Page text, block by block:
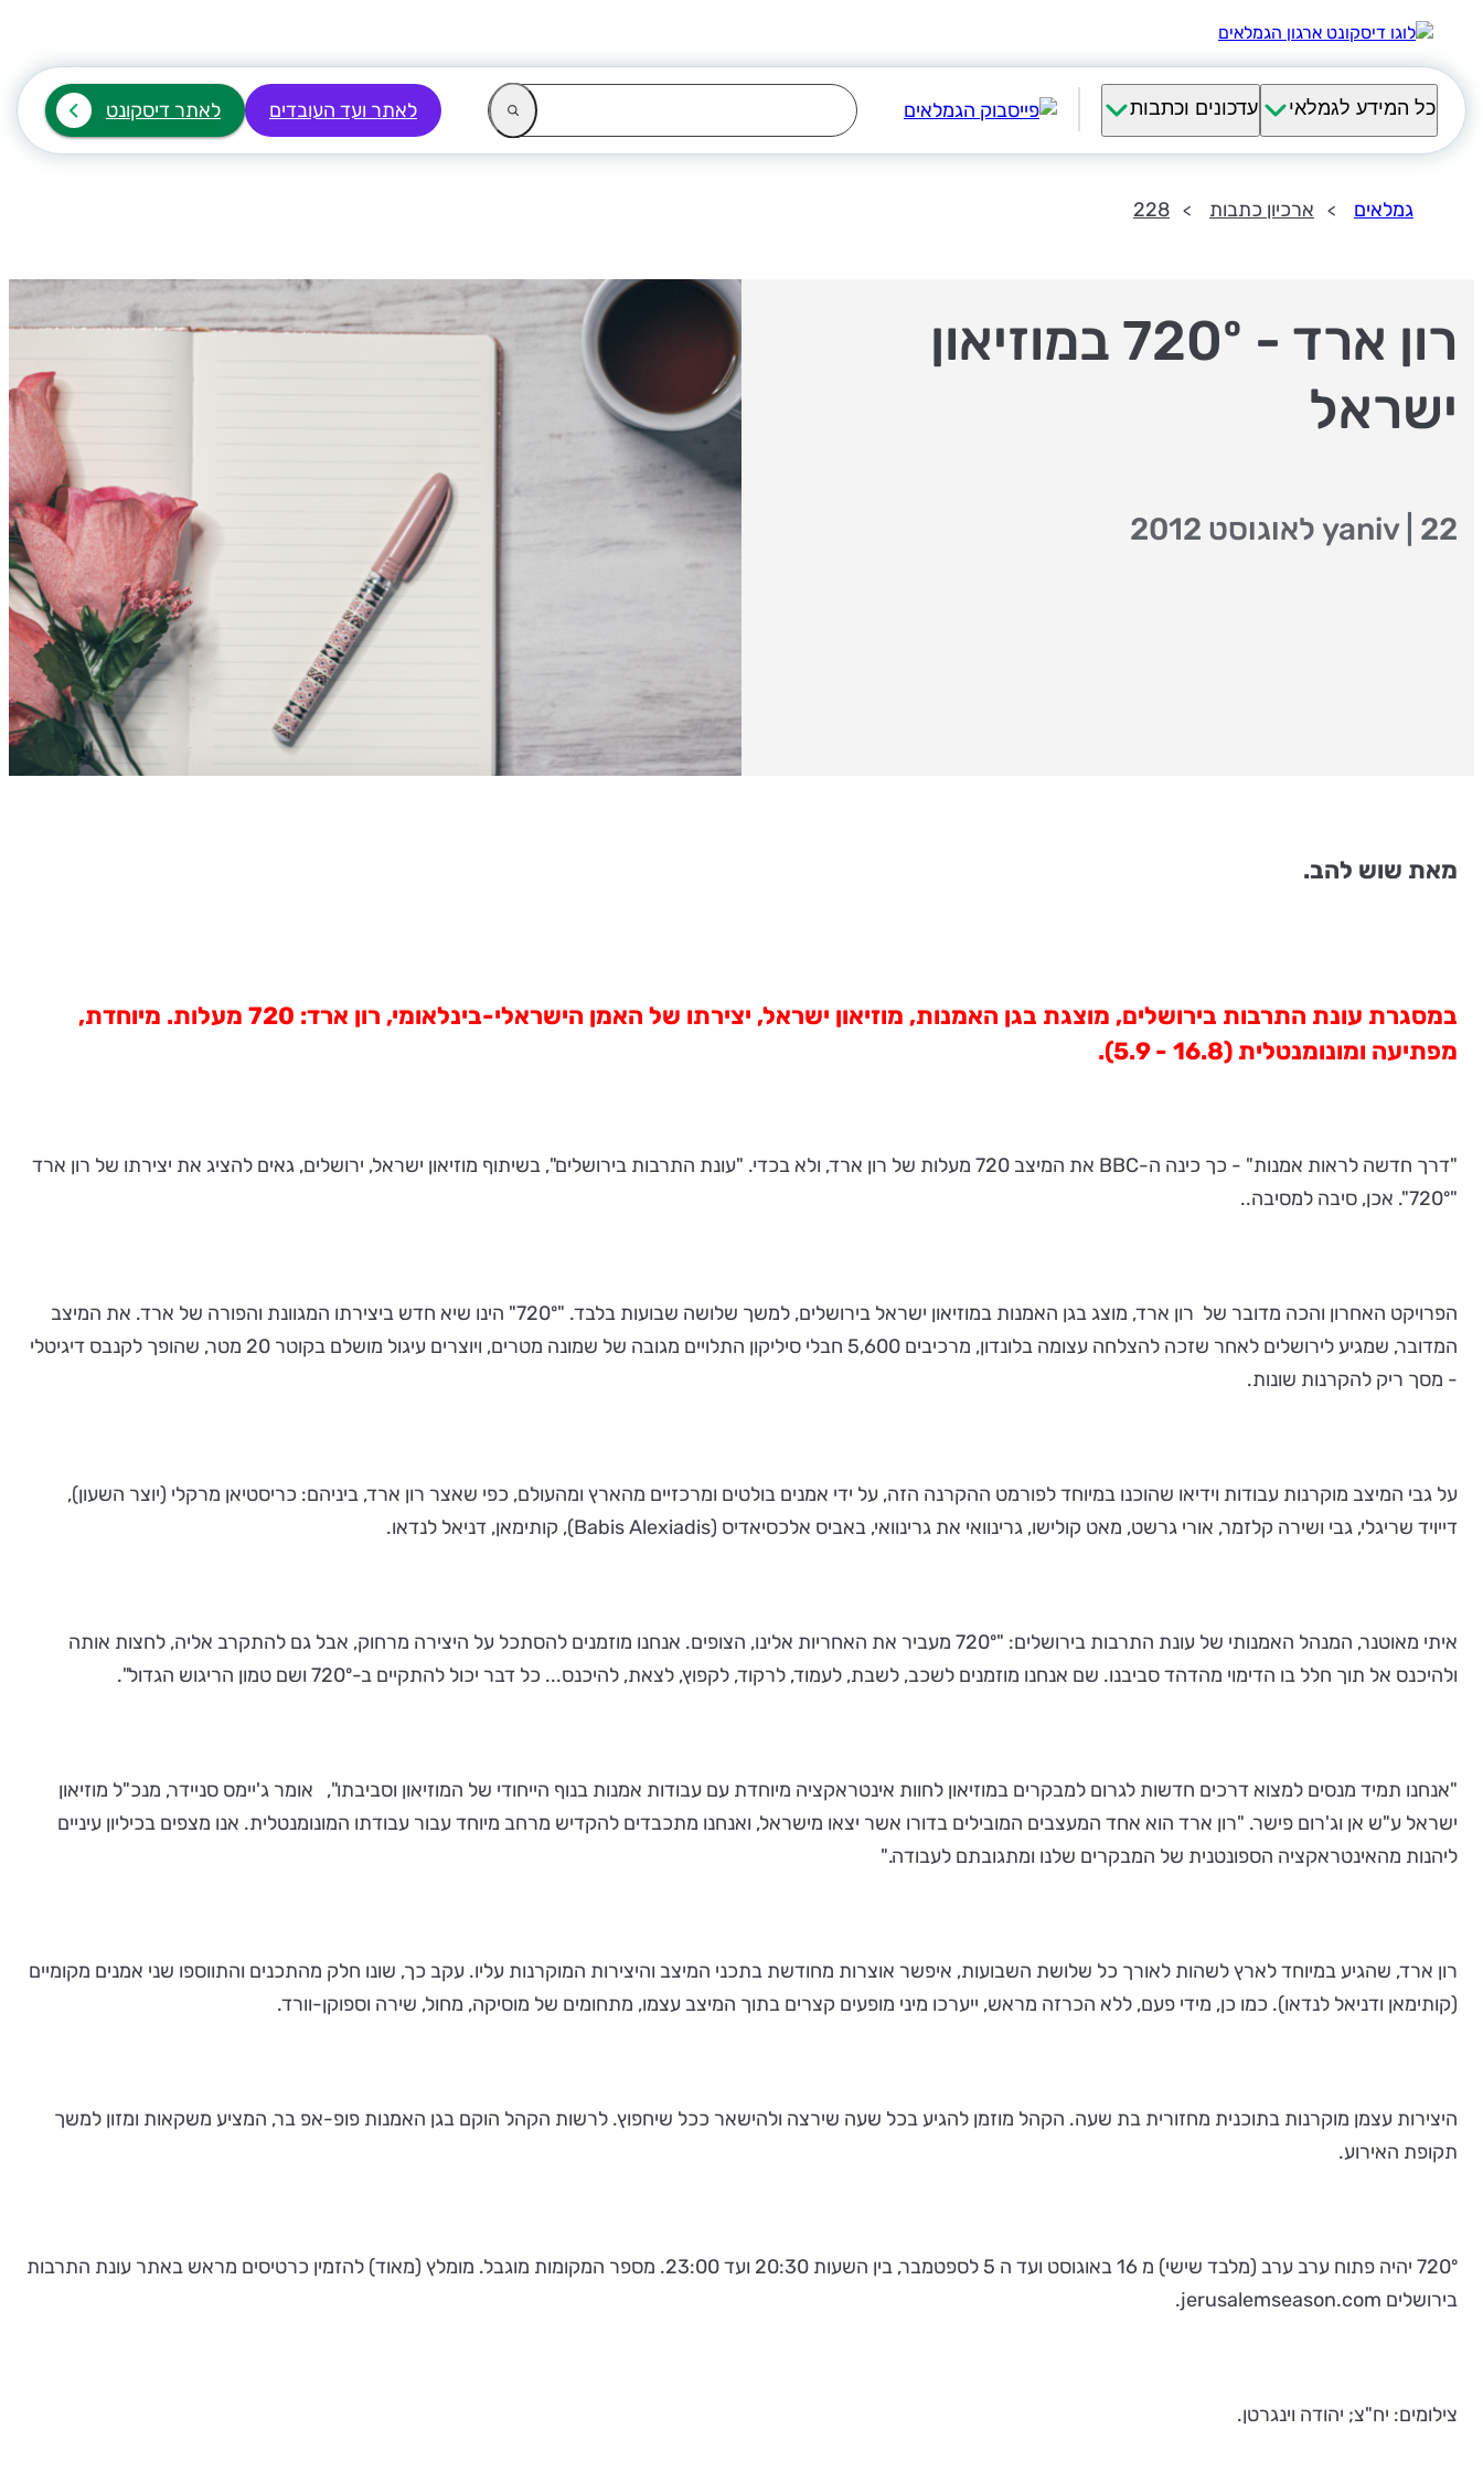
כל המידע לגמלאי עדכונים וכתבות לאתר ועד העובדים לאתר דיסקונט
גמלאים ארכיון כתבות 228
רון ארד - 720º במוזיאון
ישראל
yaniv 22 לאוגוסט 2012
מאת שוש להב.
במסגרת עונת התרבות בירושלים, מוצגת בגן האמנות, מוזיאון ישראל, יצירתו של האמן הישראלי-בינלאומי, רון ארד: 720 מעלות. מיוחדת,
מפתיעה ומונומנטלית (16.8 - 5.9).
"דרך חדשה לראות אמנות" - כך כינה ה-BBC את המיצב 720 מעלות של רון ארד, ולא בכדי. "עונת התרבות בירושלים", בשיתוף מוזיאון ישראל, ירושלים, גאים להציג את יצירתו של רון ארד
"720º". אכן, סיבה למסיבה..
הפרויקט האחרון והכה מדובר של רון ארד, מוצג בגן האמנות במוזיאון ישראל בירושלים, למשך שלושה שבועות בלבד. "720º" הינו שיא חדש ביצירתו המגוונת והפורה של ארד. את המיצב
המדובר, שמגיע לירושלים לאחר שזכה להצלחה עצומה בלונדון, מרכיבים 5,600 חבלי סיליקון התלויים מגובה של שמונה מטרים, ויוצרים עיגול מושלם בקוטר 20 מטר, שהופך לקנבס דיגיטלי
- מסך ריק להקרנות שונות.
על גבי המיצב מוקרנות עבודות וידיאו שהוכנו במיוחד לפורמט ההקרנה הזה, על ידי אמנים בולטים ומרכזיים מהארץ ומהעולם, כפי שאצר רון ארד, ביניהם: כריסטיאן מרקלי (יוצר השעון),
דייויד שריגלי, גבי ושירה קלזמר, אורי גרשט, מאט קולישו, גרינוואי את גרינוואי, באביס אלכסיאדיס (Babis Alexiadis), קותימאן, דניאל לנדאו.
איתי מאוטנר, המנהל האמנותי של עונת התרבות בירושלים: "720º מעביר את האחריות אלינו, הצופים. אנחנו מוזמנים להסתכל על היצירה מרחוק, אבל גם להתקרב אליה, לחצות אותה
ולהיכנס אל תוך חלל בו הדימוי מהדהד סביבנו. שם אנחנו מוזמנים לשכב, לשבת, לעמוד, לרקוד, לקפוץ, לצאת, להיכנס... כל דבר יכול להתקיים ב-720º ושם טמון הריגוש הגדול".
"אנחנו תמיד מנסים למצוא דרכים חדשות לגרום למבקרים במוזיאון לחוות אינטראקציה מיוחדת עם עבודות אמנות בנוף הייחודי של המוזיאון וסביבתו", אומר ג'יימס סניידר, מנכ"ל מוזיאון
ישראל ע"ש אן וג'רום פישר. "רון ארד הוא אחד המעצבים המובילים בדורו אשר יצאו מישראל, ואנחנו מתכבדים להקדיש מרחב מיוחד עבור עבודתו המונומנטלית. אנו מצפים בכיליון עיניים
ליהנות מהאינטראקציה הספונטנית של המבקרים שלנו ומתגובתם לעבודה."
רון ארד, שהגיע במיוחד לארץ לשהות לאורך כל שלושת השבועות, איפשר אוצרות מחודשת בתכני המיצב והיצירות המוקרנות עליו. עקב כך, שונו חלק מהתכנים והתווספו שני אמנים מקומיים
(קותימאן ודניאל לנדאו). כמו כן, מידי פעם, ללא הכרזה מראש, ייערכו מיני מופעים קצרים בתוך המיצב עצמו, מתחומים של מוסיקה, מחול, שירה וספוקן-וורד.
היצירות עצמן מוקרנות בתוכנית מחזורית בת שעה. הקהל מוזמן להגיע בכל שעה שירצה ולהישאר ככל שיחפוץ. לרשות הקהל הוקם בגן האמנות פופ-אפ בר, המציע משקאות ומזון למשך
תקופת האירוע.
720º יהיה פתוח ערב ערב (מלבד שישי) מ 16 באוגוסט ועד ה 5 לספטמבר, בין השעות 20:30 ועד 23:00. מספר המקומות מוגבל. מומלץ (מאוד) להזמין כרטיסים מראש באתר עונת התרבות
בירושלים jerusalemseason.com.
צילומים: יח"צ; יהודה וינגרטן.